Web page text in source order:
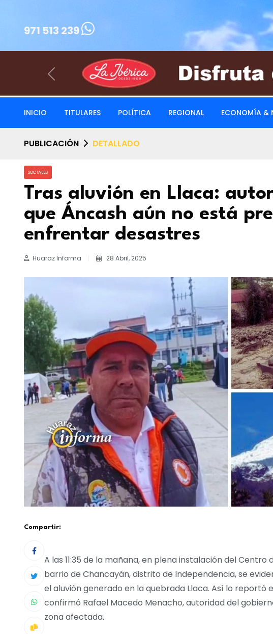
971 513 239
Previous
INICIO TITULARES POLÍTICA REGIONAL ECONOMÍA &
PUBLICACIÓN DETALLADO
SOCIALES
Tras aluvión en Llaca:
que Áncash aún no está
enfrentar desastres
Huaraz Informa 28 Abril, 2025
Compartir:
A las 11:35 de la mañana, en plena instalación del
barrio de Chancayán, distrito de Independencia, se
el aluvión generado en la quebrada Llaca. Así lo reportó
confirmó Rafael Macedo Menacho, autoridad del
zona afectada.